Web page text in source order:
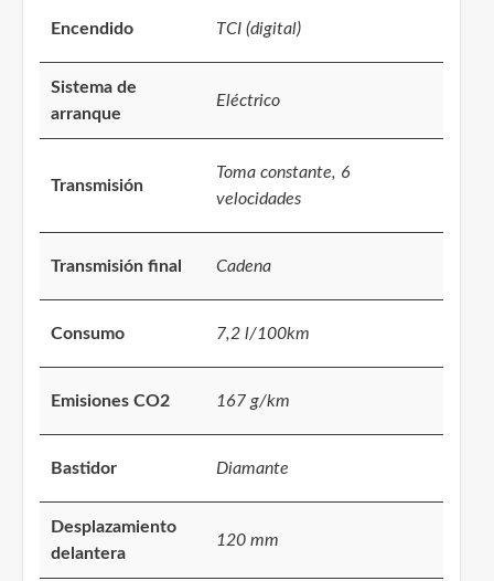
Encendido TCI (digital)
Sistema de
arranque
Eléctrico
Transmisión
Toma constante, 6
velocidades
Transmisión final Cadena
Consumo 7,2 l/100km
Emisiones CO2 167 g/km
Bastidor Diamante
Desplazamiento
delantera
120 mm